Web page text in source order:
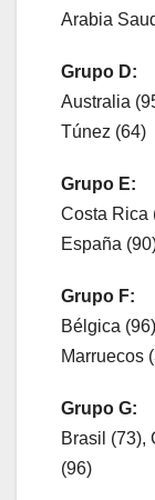
Arabia
Grupo D:
Australia
Túnez (64)
Grupo E:
Costa Rica
España
Grupo F:
Bélgica
Marruecos
Grupo G:
Brasil (73),
(96)